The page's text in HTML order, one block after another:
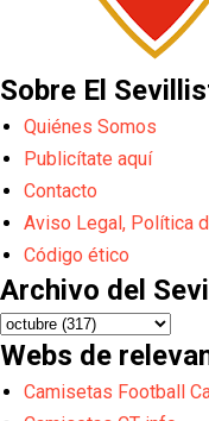
Sobre El
Quiénes Somos
Publicítate aquí
Contacto
Aviso Legal, Política
Código ético
Archivo del
Webs de
Camisetas Football